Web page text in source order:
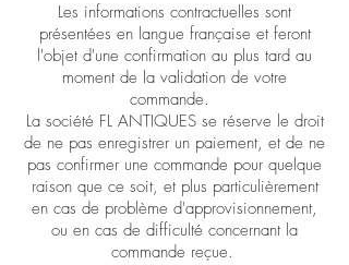
Les informations contractuelles sont
présentées en langue française et feront
l'objet d'une confirmation au plus tard au
moment de la validation de votre
commande.
La société FL ANTIQUES se réserve le droit
de ne pas enregistrer un paiement, et de ne
pas confirmer une commande pour quelque
raison que ce soit, et plus particulièrement
en cas de problème d'approvisionnement,
ou en cas de difficulté concernant la
commande reçue.